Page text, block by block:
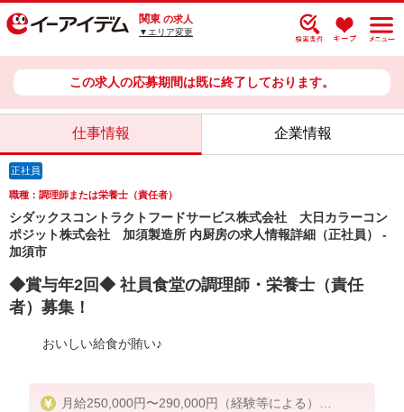
関東 の求人
▼エリア変更
この求人の応募期間は既に終了しております。
仕事情報 企業情報
正社員
職種：調理師または栄養士（責任者）
シダックスコントラクトフードサービス株式会社 大日カラーコン
ポジット株式会社 加須製造所 内厨房の求人情報詳細（正社員） -
加須市
◆賞与年2回◆ 社員食堂の調理師・栄養士（責任
者）募集！
おいしい給食が賄い♪
月給250,000円〜290,000円（経験等による）